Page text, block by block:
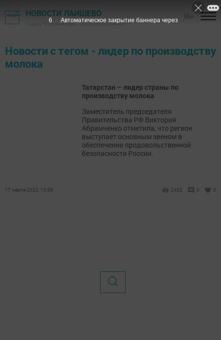
НОВОСТИ ЛАИШЕВО
Газета "Камская новь"- Лаишевский район
Новости с тегом - лидер по производству
молока
Татарстан – лидер страны по
производству молока
​​​​​​​Заместитель председателя
Правительства РФ Виктория
Абрамченко отметила, что регион
выступает основным звеном в
обеспечении продовольственной
безопасности России.
17 марта 2022, 10:36 2402 0 0
6 Автоматическое закрытие баннера через